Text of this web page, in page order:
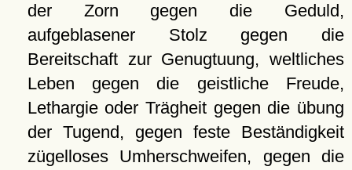
der Zorn gegen die Geduld,
aufgeblasener Stolz gegen die
Bereitschaft zur Genugtuung, weltliches
Leben gegen die geistliche Freude,
Lethargie oder Trägheit gegen die übung
der Tugend, gegen feste Beständigkeit
zügelloses Umherschweifen, gegen die